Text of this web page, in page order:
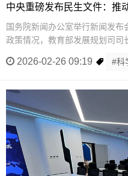
国务院新闻办公室举行新闻发
政策情况，教育部发展规划司司
2026-02-26 09:19 #科